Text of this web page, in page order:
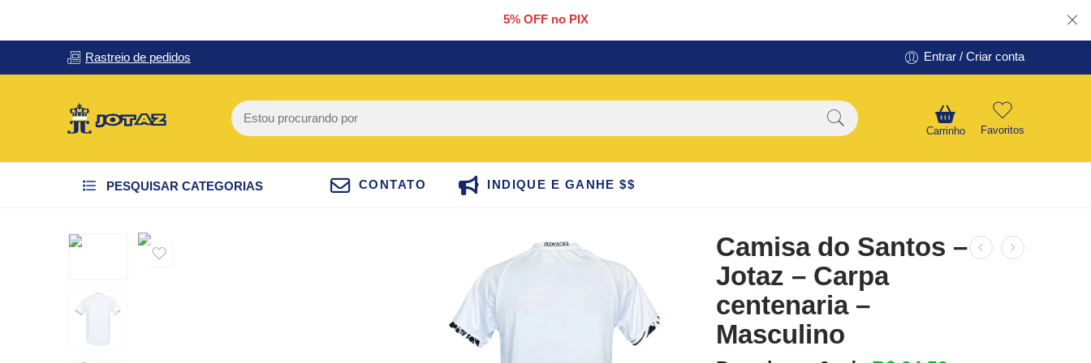
5% OFF no PIX
Rastreio de pedidos Entrar / Criar conta
Carrinho Favoritos
PESQUISAR CATEGORIAS CONTATO INDIQUE E GANHE $$
Camisa do Santos –
Jotaz – Carpa
centenaria –
Masculino